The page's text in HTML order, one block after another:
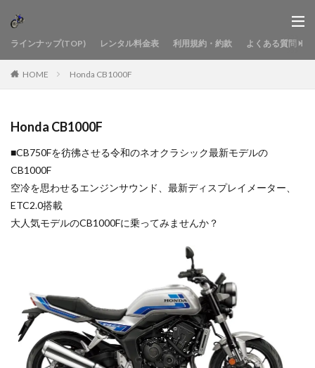
ラインナップ(TOP) レンタル料金表 利用規約・約款 よくある質問
HOME Honda CB1000F
Honda CB1000F
■CB750Fを彷彿させる令和のネオクラシック最新モデルの
CB1000F
空冷を思わせるエンジンサウンド、最新ディスプレイメーター、
ETC2.0搭載
大人気モデルのCB1000Fに乗ってみませんか？